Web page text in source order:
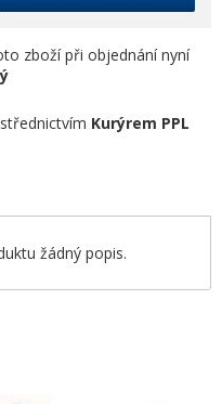
zboží při objednání nyní
Kurýrem PPL
žádný popis.